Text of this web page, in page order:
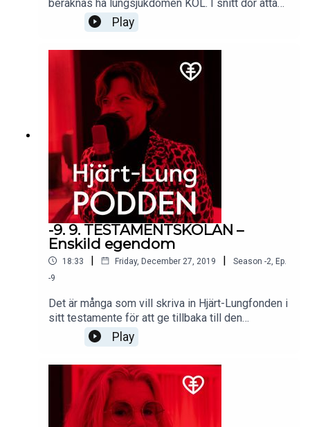
beräknas ha lungsjukdomen KOL. I snitt dör åtta
personer varje dygn på grund av sjukdomen. I
Hjärt-LungPodden hör vi skådespelaren William
bortgång. Programmet gästas även av docent Åsa
Wheelock som fick Hjärt-LungFondens stora
forskningsanslag för sin molekylära forskning
kring lungor och KOL.
Play
-9. 9. TESTAMENTSKOLAN –
Enskild egendom
18:33 | Friday, December 27, 2019 | Season -2 Ep.
-9
Det är många som vill skriva in Hjärt-Lungfonden i
sitt testamente för att ge tillbaka till den
forskning och vård man själv kan ha fått ett
förlängt liv av. I samband med
bland annat om Enskild egendom och vad som
kan hända om detta inte specificeras. Hjärt-
LungPoddens jurist Lena Krantz resonerar kring
frågorna tillsammans med programledaren.
Play